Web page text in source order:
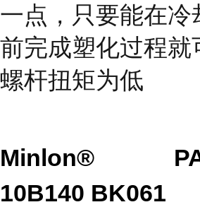
一点，只要能在冷
前完成塑化过程就
螺杆扭矩为低
Minlon®
10B140 BK061